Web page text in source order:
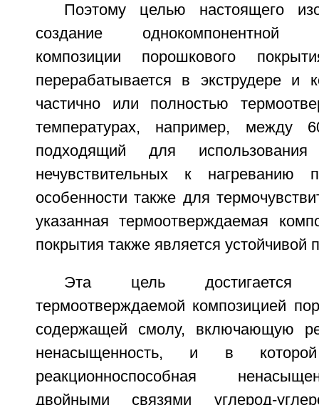
Поэтому целью настоящего
создание однокомпонентной
композиции порошкового
перерабатывается в экструдере и
частично или полностью
температурах, например, между
подходящий для
нечувствительных к
особенности также для
указанная термоотверждаемая
покрытия также является устойчивой
Эта цель достигается
термоотверждаемой композицией
содержащей смолу, включающую
ненасыщенность, и в
реакционноспособная
двойными связями углерод-